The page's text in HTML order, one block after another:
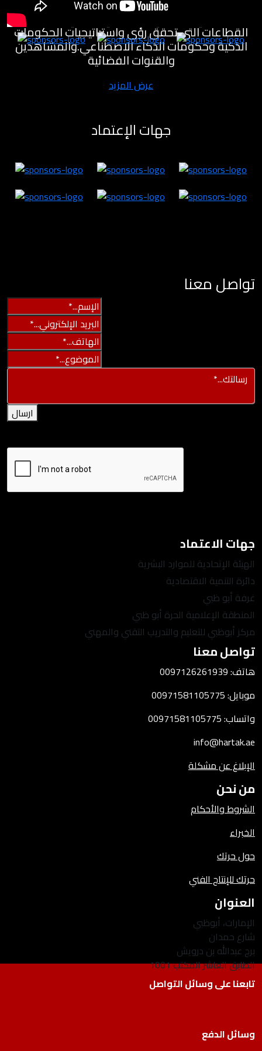
والصناعي والصحي والسياحي والفني وغيره من
القطاعات التي تحقق رؤى واستراتيجيات الحكومات
الذكية وحكومات الذكاء الاصطناعي.والمشاهدين
والقنوات الفضائية
عرض المزيد
جهات الإعتماد
تواصل معنا
ارسال
جهات الاعتماد
الهيئة الإتحادية للموارد البشرية
دائرة التنمية الاقتصادية
غرفة أبو ظبي
المنطقة الإعلامية الحرة أبو ظبي
مركز أبوظبي للتعليم والتدريب التقني والمهني
تواصل معنا
هاتف: 0097126261939
موبايل: 00971581105775
واتساب: 00971581105775
info@hartak.ae
الإبلاغ عن مشكلة
من نحن
الشروط والأحكام
الخبراء
حول حرتك
حرتك للإنتاج الفني
العنوان
الإمارات، أبوظبي
شارع حمدان
برج عبدالله بن درويش
الطابق العاشر المكتب 1001
تابعنا على وسائل التواصل
وسائل الدفع